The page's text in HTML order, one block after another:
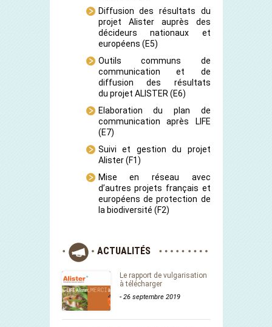
Diffusion des résultats du
projet Alister auprès des
décideurs nationaux et
européens (E5)
Outils communs de
communication et de
diffusion des résultats
du projet ALISTER(E6)
Elaboration du plan de
communication après LIFE
(E7)
Suivi et gestion du projet
Alister(F1)
Mise en réseau avec
d’autres projets français et
européens de protection de
la biodiversité (F2)
ACTUALITÉS
Le rapport de vulgarisation
à télécharger
- 26 septembre 2019